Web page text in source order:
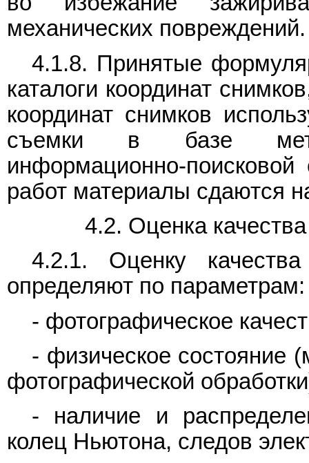
механических повреждений.
4.1.8. Принятые
каталоги координат
координат снимков
съемки в базе
информационно-
работ материалы сдаются
4.2. Оценка
4.2.1. Оценку
определяют по параметрам:
- фотографическое
- физическое состояние
фотографической
- наличие и
колец Ньютона, следов